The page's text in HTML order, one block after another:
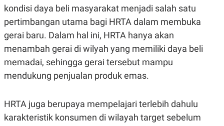
A
T
D
A
A
G
E
S
K
N
N
V
L
P
S
kondisi daya beli masyarakat menjadi salah satu
pertimbangan utama bagi HRTA dalam membuka
gerai baru. Dalam hal ini, HRTA hanya akan
menambah gerai di wilyah yang memiliki daya beli
memadai, sehingga gerai tersebut mampu
mendukung penjualan produk emas.
HRTA juga berupaya mempelajari terlebih dahulu
karakteristik konsumen di wilayah target sebelum